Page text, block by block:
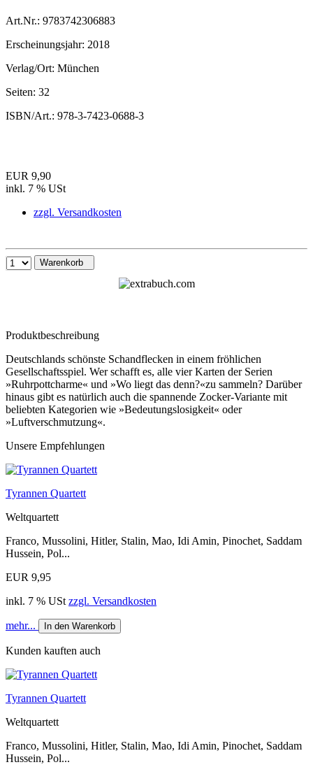
Art.Nr.: 9783742306883
Erscheinungsjahr: 2018
Verlag/Ort: München
Seiten: 32
ISBN/Art.: 978-3-7423-0688-3
EUR 9,90
inkl. 7 % USt
zzgl. Versandkosten
Warenkorb
Produktbeschreibung
Deutschlands schönste Schandflecken in einem fröhlichen
Gesellschaftsspiel. Wer schafft es, alle vier Karten der Serien
»Ruhrpottcharme« und »Wo liegt das denn?«zu sammeln? Darüber
hinaus gibt es natürlich auch die spannende Zocker-Variante mit
beliebten Kategorien wie »Bedeutungslosigkeit« oder
»Luftverschmutzung«.
Unsere Empfehlungen
Tyrannen Quartett
Weltquartett
Franco, Mussolini, Hitler, Stalin, Mao, Idi Amin, Pinochet, Saddam
Hussein, Pol...
EUR 9,95
inkl. 7 % USt zzgl. Versandkosten
mehr... In den Warenkorb
Kunden kauften auch
Tyrannen Quartett
Weltquartett
Franco, Mussolini, Hitler, Stalin, Mao, Idi Amin, Pinochet, Saddam
Hussein, Pol...